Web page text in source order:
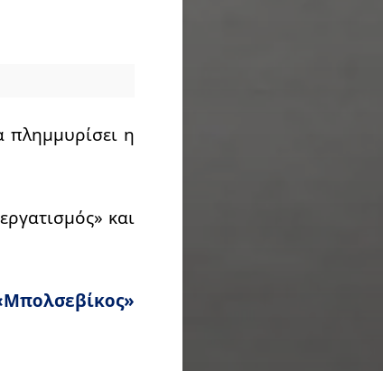
πλημμυρίσει η
και